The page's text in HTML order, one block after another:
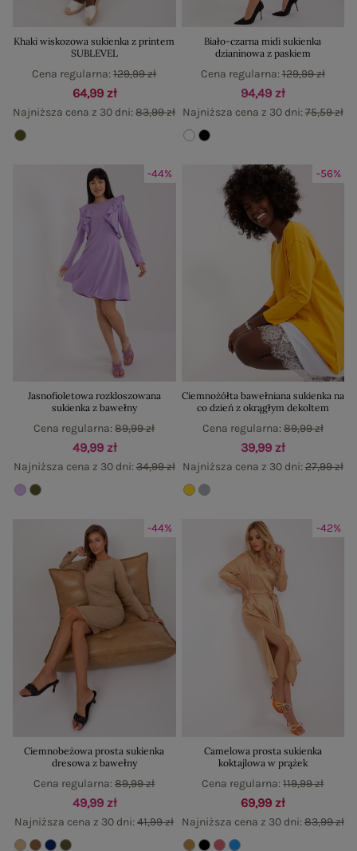
Khaki wiskozowa sukienka z printem
SUBLEVEL
64,99 zł
Najniższa cena z 30 dni:83,99 zł
Cena regularna:129,99 zł
Biało-czarna midi sukienka
dzianinowa z paskiem
94,49 zł
Najniższa cena z 30 dni:75,59 zł
Cena regularna:129,99 zł
-44%
Jasnofioletowa rozkloszowana
sukienka z bawełny
49,99 zł
Najniższa cena z 30 dni:34,99 zł
Cena regularna:89,99 zł
-56%
Ciemnożółta bawełniana sukienka na
co dzień z okrągłym dekoltem
39,99 zł
Najniższa cena z 30 dni:27,99 zł
Cena regularna:89,99 zł
-44%
Ciemnobeżowa prosta sukienka
dresowa z bawełny
49,99 zł
Najniższa cena z 30 dni:41,99 zł
Cena regularna:89,99 zł
-42%
Camelowa prosta sukienka
koktajlowa w prążek
69,99 zł
Najniższa cena z 30 dni:83,99 zł
Cena regularna:119,99 zł